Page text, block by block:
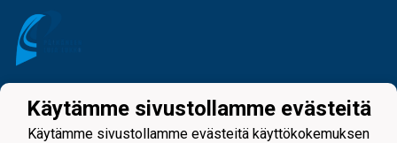
Tietosuojaseloste
Käytämme sivustollamme evästeitä
Käytämme sivustollamme evästeitä käyttökokemuksen